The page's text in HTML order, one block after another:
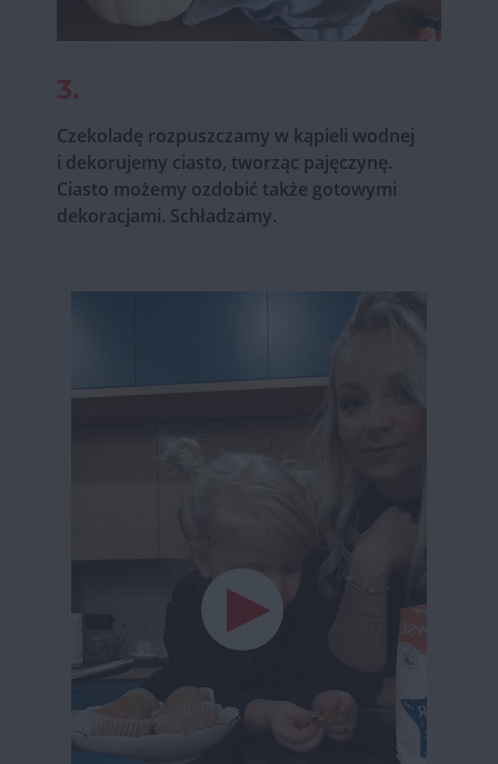
3.
Czekoladę rozpuszczamy w kąpieli wodnej
i dekorujemy ciasto, tworząc pajęczynę.
Ciasto możemy ozdobić także gotowymi
dekoracjami. Schładzamy.